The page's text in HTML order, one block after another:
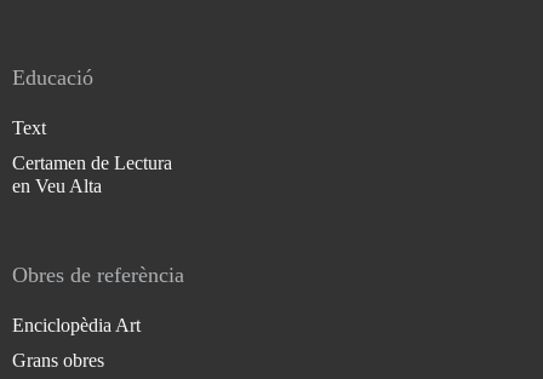
Educació
Text
Certamen de Lectura
en Veu Alta
Obres de referència
Enciclopèdia Art
Grans obres